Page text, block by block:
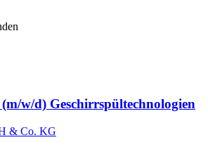
w/d) Geschirrspültechnologien
& Co. KG